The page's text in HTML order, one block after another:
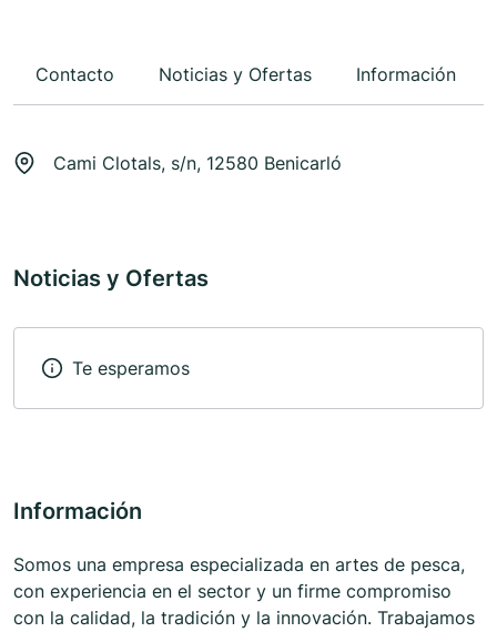
Contacto Noticias y Ofertas Información
Cami Clotals, s/n, 12580 Benicarló
Noticias y Ofertas
Te esperamos
Información
Somos una empresa especializada en artes de pesca,
con experiencia en el sector y un firme compromiso
con la calidad, la tradición y la innovación. Trabajamos